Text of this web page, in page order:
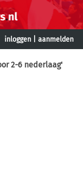
inloggen aanmelden
2-6 nederlaag'